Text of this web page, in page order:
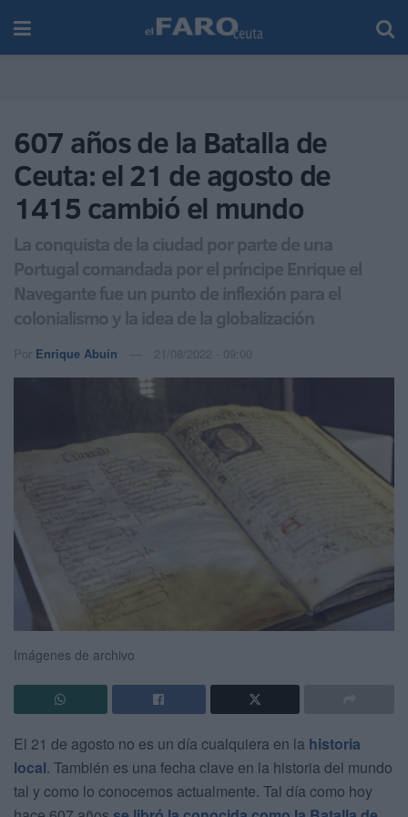
607 años de la Batalla de
Ceuta: el 21 de agosto de
1415 cambió el mundo
La conquista de la ciudad por parte de una
Portugal comandada por el príncipe Enrique el
Navegante fue un punto de inflexión para el
colonialismo y la idea de la globalización
Por Enrique Abuín 21/08/2022 - 09:00
Imágenes de archivo
El 21 de agosto no es un día cualquiera en la historia
local. También es una fecha clave en la historia del mundo
tal y como lo conocemos actualmente. Tal día como hoy